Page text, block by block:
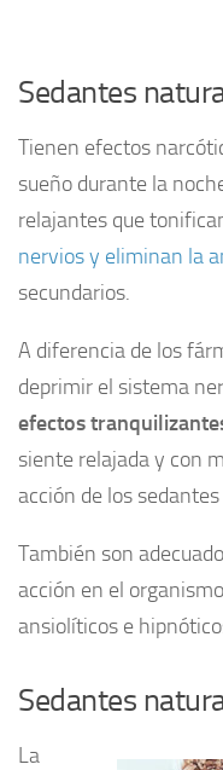
Sedantes
Tienen efectos
sueño durante la
relajantes que
nervios y eliminan la
secundarios.
A diferencia de los
deprimir el sistema
efectos
siente relajada y con
acción de los
También son
acción en el
ansiolíticos e
Sedantes
La